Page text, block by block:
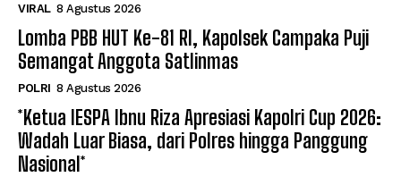
VIRAL 8 Agustus 2026
Lomba PBB HUT Ke-81 RI, Kapolsek Campaka Puji
Semangat Anggota Satlinmas
POLRI 8 Agustus 2026
*Ketua IESPA Ibnu Riza Apresiasi Kapolri Cup 2026:
Wadah Luar Biasa, dari Polres hingga Panggung
Nasional*